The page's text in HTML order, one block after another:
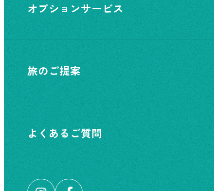
オプションサービス
旅のご提案
よくあるご質問